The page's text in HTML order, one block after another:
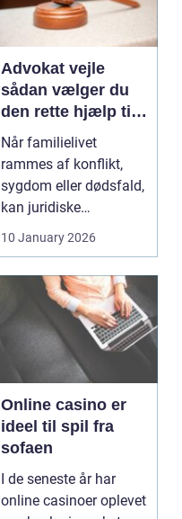
Advokat vejle
sådan vælger du
den rette hjælp til
familien
Når familielivet
rammes af konflikt,
sygdom eller dødsfald,
kan juridiske
vokse si...
10 January 2026
Online casino er
ideel til spil fra
sofaen
I de seneste år har
online casinoer oplevet